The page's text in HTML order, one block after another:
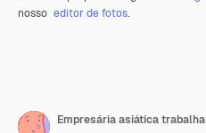
nosso editor de fotos.
Empresária asiática